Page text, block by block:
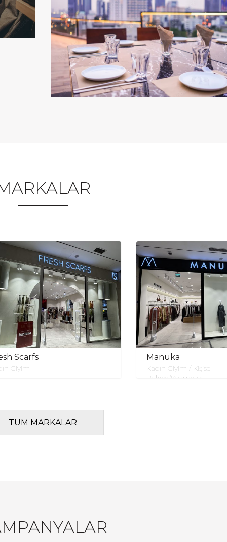
Scarfs
Giyim
Manuka
Kadın Giyim / Kişisel
Bakım/Kozmetik
TÜM MARKALAR